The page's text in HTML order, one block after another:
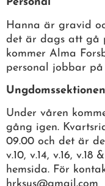
Hanna är gravid
det är dags att gå
kommer Alma
personal jobbar
Ungdomssektionen
Under våren
gång igen.
09.00 och det är
v.10, v.14, v.16,
hemsida. För